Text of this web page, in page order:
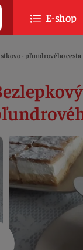
- pľundrového cesta
E-shop